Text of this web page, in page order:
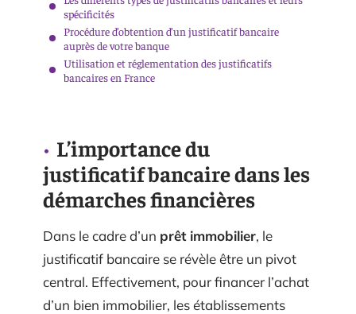
spécificités
Procédure d’obtention d’un justificatif bancaire
auprès de votre banque
Utilisation et réglementation des justificatifs
bancaires en France
L’importance du
justificatif bancaire dans les
démarches financières
Dans le cadre d’un prêt immobilier, le
justificatif bancaire se révèle être un pivot
central. Effectivement, pour financer l’achat
d’un bien immobilier, les établissements